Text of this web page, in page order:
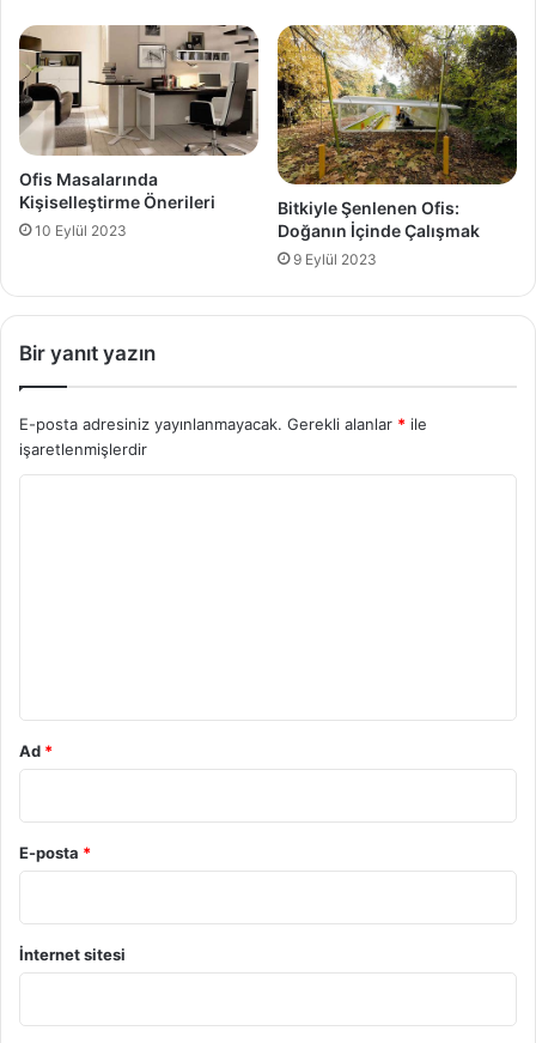
Ofis Masalarında
Kişiselleştirme Önerileri
10 Eylül 2023
Bitkiyle Şenlenen Ofis:
Doğanın İçinde Çalışmak
9 Eylül 2023
Bir yanıt yazın
E-posta adresiniz yayınlanmayacak. Gerekli alanlar * ile
işaretlenmişlerdir
Ad *
E-posta *
İnternet sitesi